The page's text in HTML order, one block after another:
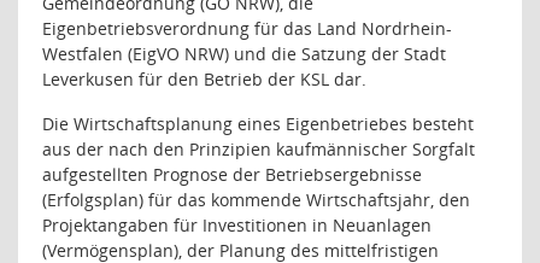
Eigenbetriebsverordnung für das Land Nordrhein-
Westfalen (EigVO NRW) und die Satzung der Stadt
Leverkusen für den Betrieb der KSL dar.
Die Wirtschaftsplanung eines Eigenbetriebes besteht
aus der nach den Prinzipien kaufmännischer Sorgfalt
aufgestellten Prognose der Betriebsergebnisse
(Erfolgsplan) für das kommende Wirtschaftsjahr, den
Projektangaben für Investitionen in Neuanlagen
(Vermögensplan), der Planung des mittelfristigen